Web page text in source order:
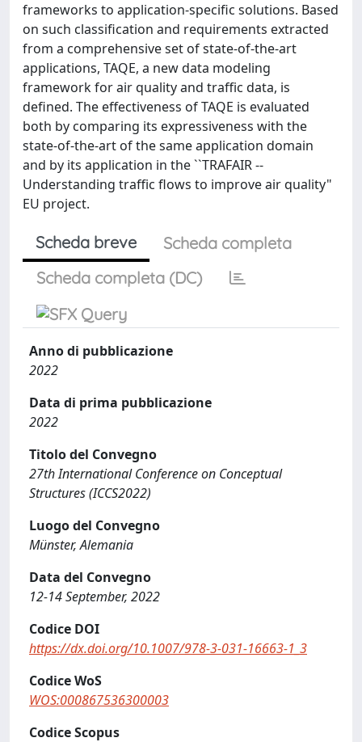
frameworks to application-specific solutions. Based
on such classification and requirements extracted
from a comprehensive set of state-of-the-art
applications, TAQE, a new data modeling
framework for air quality and traffic data, is
defined. The effectiveness of TAQE is evaluated
both by comparing its expressiveness with the
state-of-the-art of the same application domain
and by its application in the ``TRAFAIR --
Understanding traffic flows to improve air quality"
EU project.
Scheda breve
Scheda completa
Scheda completa (DC)
Anno di pubblicazione
2022
Data di prima pubblicazione
2022
Titolo del Convegno
27th International Conference on Conceptual
Structures (ICCS2022)
Luogo del Convegno
Münster, Alemania
Data del Convegno
12-14 September, 2022
Codice DOI
https://dx.doi.org/10.1007/978-3-031-16663-1_3
Codice WoS
WOS:000867536300003
Codice Scopus